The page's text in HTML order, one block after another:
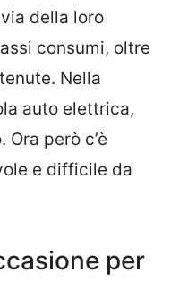
della loro
consumi, oltre
Nella
auto elettrica,
però c’è
e difficile da
per